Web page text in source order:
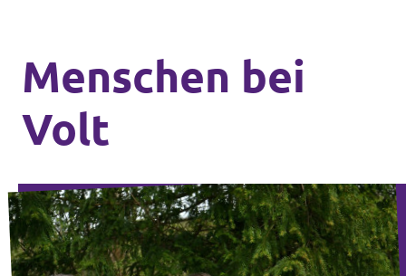
Menschen bei
Volt